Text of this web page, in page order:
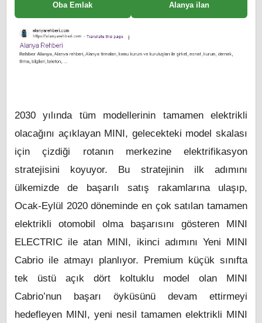
Oba Emlak Alanya ilan
2030 yılında tüm modellerinin tamamen elektrikli
olacağını açıklayan MINI, gelecekteki model skalası
için çizdiği rotanın merkezine elektrifikasyon
stratejisini koyuyor. Bu stratejinin ilk adımını
ülkemizde de başarılı satış rakamlarına ulaşıp,
Ocak-Eylül 2020 döneminde en çok satılan tamamen
elektrikli otomobil olma başarısını gösteren MINI
ELECTRIC ile atan MINI, ikinci adımını Yeni MINI
Cabrio ile atmayı planlıyor. Premium küçük sınıfta
tek üstü açık dört koltuklu model olan MINI
Cabrio’nun başarı öyküsünü devam ettirmeyi
hedefleyen MINI, yeni nesil tamamen elektrikli MINI